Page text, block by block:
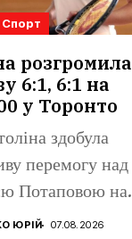
Спорт
розгромила
6:1, 6:1 на
у Торонто
здобула
перемогу над
Потаповою на
1000...
ЮРІЙ 07.08.2026